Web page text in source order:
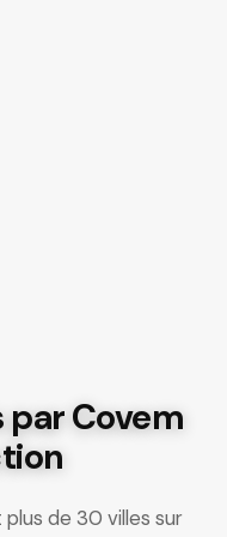
par Covem
de 30 villes sur